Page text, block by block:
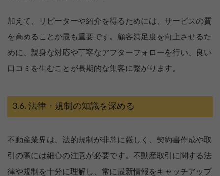
加えて、リピーターや紹介を得るためには、サービスの質
を高めることが最も重要です。顧客満足度を向上させるた
めに、親身な対応や丁寧なアフターフォローを行い、良い
口コミを生むことが長期的な集客に繋がります。
法律・規制の知識を深める
不動産業界は、法的規制が非常に厳しく、契約書作成や取
引の際には細心の注意が必要です。不動産取引に関する法
律や規制を十分に理解し、常に最新情報をキャッチアップ